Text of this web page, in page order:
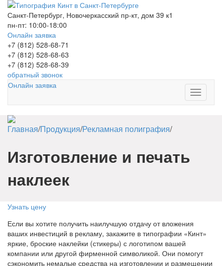
Санкт-Петербург, Новочеркасский пр-кт, дом 39 к1
пн-пт: 10:00-18:00
Онлайн заявка
+7 (812) 528-68-71
+7 (812) 528-68-63
+7 (812) 528-68-39
обратный звонок
Toggle
Онлайн заявка
Главная/Продукция/Рекламная полиграфия/
Изготовление и печать
наклеек
Узнать цену
Если вы хотите получить наилучшую отдачу от вложения
ваших инвестиций в рекламу, закажите в типографии «Кинт»
яркие, броские наклейки (стикеры) с логотипом вашей
компании или другой фирменной символикой. Они помогут
сэкономить немалые средства на изготовлении и размещении